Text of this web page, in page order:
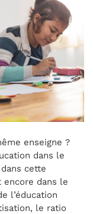
enseigne ?
dans le
cette
dans le
l’éducation
le ratio